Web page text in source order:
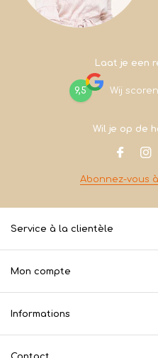
Laat je een
9,5 Wij
Wil je op de
Abonnez-vous
Service à la clientèle
Mon compte
Informations